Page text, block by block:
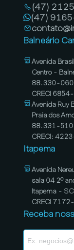
(47)
(47)
Balneário
Avenida
Centro -
88.330-060
CRECI
Avenida Ruy
Praia dos
88.331-510
CRECI:
Itapema
Avenida
sala 04 2º
Itapema -
CRECI
Receba